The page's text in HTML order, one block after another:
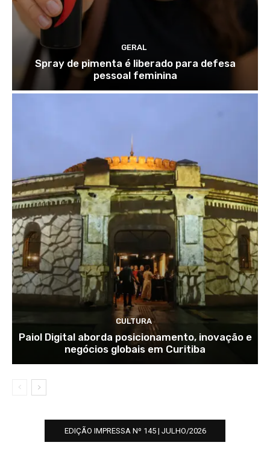
GERAL
Spray de pimenta é liberado para defesa
pessoal feminina
CULTURA
Paiol Digital aborda posicionamento, inovação e
negócios globais em Curitiba
EDIÇÃO IMPRESSA Nº 145 | JULHO/2026